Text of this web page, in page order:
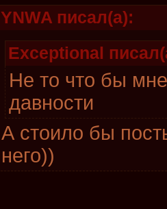
YNWA писал(а):
Exceptional
Не то что бы
давности
А стоило бы
него))